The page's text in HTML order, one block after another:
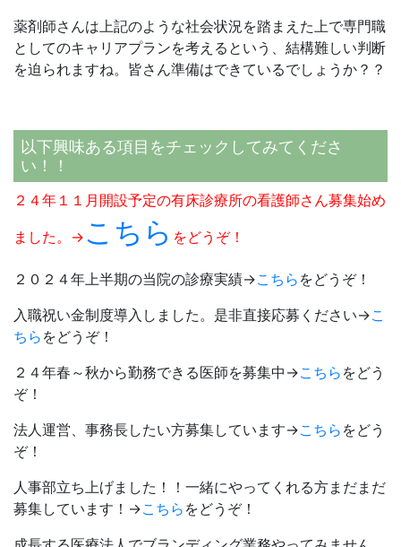
薬剤師さんは上記のような社会状況を踏まえた上で専門職
としてのキャリアプランを考えるという、結構難しい判断
を迫られますね。皆さん準備はできているでしょうか？？
以下興味ある項目をチェックしてみてくださ
い！！
２４年１１月開設予定の有床診療所の看護師さん募集始め
ました。→ こちら をどうぞ！
２０２４年上半期の当院の診療実績→こちら をどうぞ！
入職祝い金制度導入しました。是非直接応募ください→こ
ちら をどうぞ！
２４年春～秋から勤務できる医師を募集中→こちら をどう
ぞ！
法人運営、事務長したい方募集しています→こちら をどう
ぞ！
人事部立ち上げました！！一緒にやってくれる方まだまだ
募集しています！→こちら をどうぞ！